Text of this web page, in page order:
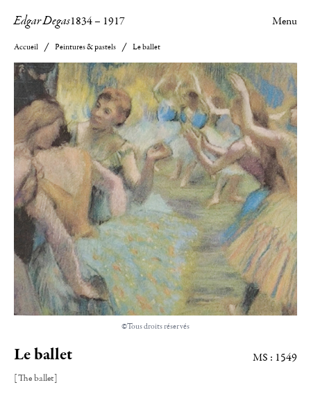
Edgar Degas1834– 1917 Menu
Accueil Peintures & pastels Le ballet
©Tous droits réservés
Le ballet
[The ballet]
MS : 1549